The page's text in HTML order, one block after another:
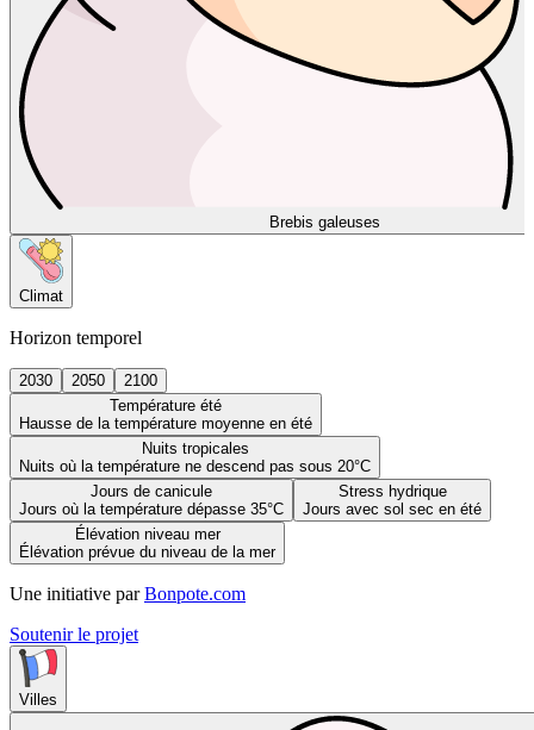
Brebis galeuses
Climat
Horizon temporel
2030 2050
2100
Température été
Hausse de la température moyenne en été
Nuits tropicales
Nuits où la température ne descend pas sous 20°C
Jours de canicule
Jours où la température dépasse 35°C
Stress hydrique
Jours avec sol sec en été
Élévation niveau mer
Élévation prévue du niveau de la mer
Une initiative par Bonpote.com
Soutenir le projet
Villes